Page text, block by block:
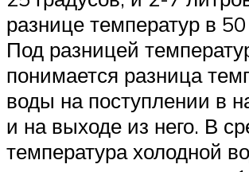
разнице температур в 50
Под разницей
понимается разница
воды на поступлении в
и на выходе из него. В
температура холодной